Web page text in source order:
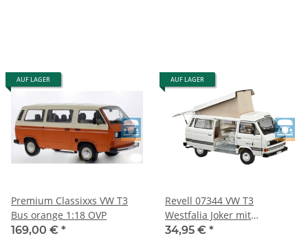
AUF LAGER
Premium Classixxs VW T3
Bus orange 1:18 OVP
169,00 € *
AUF LAGER
Revell 07344 VW T3
Westfalia Joker mit
Aufstelldach 80 Teile
34,95 € *